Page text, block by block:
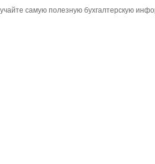
самую полезную бухгалтерскую